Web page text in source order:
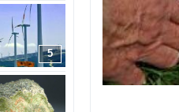
5